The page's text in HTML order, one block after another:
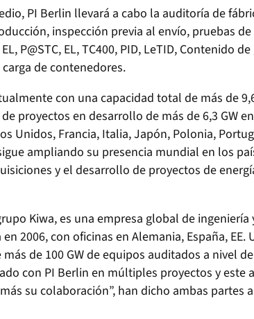
PI Berlin llevará a cabo la auditoría de
inspección previa al envío, pruebas
P@STC, EL, TC400, PID, LeTID, Contenido
de contenedores.
con una capacidad total de más de
proyectos en desarrollo de más de 6,3 GW
Unidos, Francia, Italia, Japón, Polonia,
ampliando su presencia mundial en los
y el desarrollo de proyectos de
Kiwa, es una empresa global de ingeniería
2006, con oficinas en Alemania, España, EE.
de 100 GW de equipos auditados a nivel
con PI Berlin en múltiples proyectos y este
su colaboración”, han dicho ambas partes a